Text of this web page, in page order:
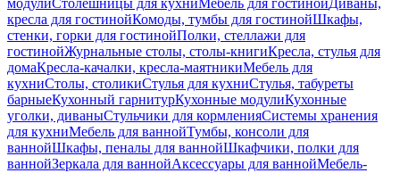
модулиСтолешницы для кухниМебель для гостинойДиваны,
кресла для гостинойКомоды, тумбы для гостинойШкафы,
стенки, горки для гостинойПолки, стеллажи для
гостинойЖурнальные столы, столы-книгиКресла, стулья для
домаКресла-качалки, кресла-маятникиМебель для
кухниСтолы, столикиСтулья для кухниСтулья, табуреты
барныеКухонный гарнитурКухонные модулиКухонные
уголки, диваныСтульчики для кормленияСистемы хранения
для кухниМебель для ваннойТумбы, консоли для
ваннойШкафы, пеналы для ваннойШкафчики, полки для
ваннойЗеркала для ваннойАксессуары для ваннойМебель-